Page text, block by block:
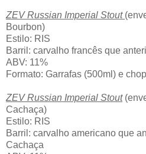
ZEV Russian Imperial Stout
Bourbon)
Estilo: RIS
Barril: carvalho francês que
ABV: 11%
Formato: Garrafas (500ml) e
ZEV Russian Imperial Stout
Cachaça)
Estilo: RIS
Barril: carvalho americano que
Cachaça